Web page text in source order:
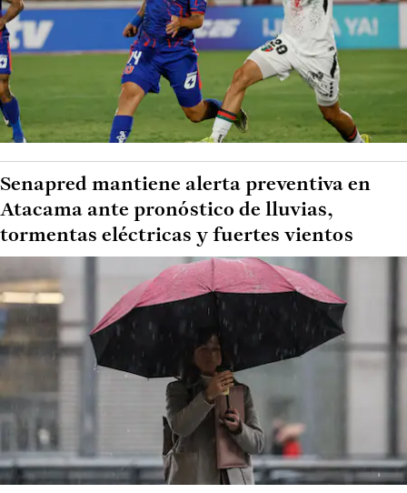
Senapred mantiene alerta preventiva en
Atacama ante pronóstico de lluvias,
tormentas eléctricas y fuertes vientos